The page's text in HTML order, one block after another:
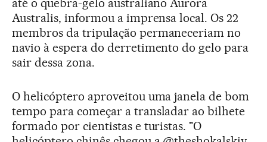
até o quebra-gelo australiano Aurora
Australis, informou a imprensa local. Os 22
membros da tripulação permaneceriam no
navio à espera do derretimento do gelo para
sair dessa zona.
O helicóptero aproveitou uma janela de bom
tempo para começar a transladar ao bilhete
formado por cientistas e turistas. "O